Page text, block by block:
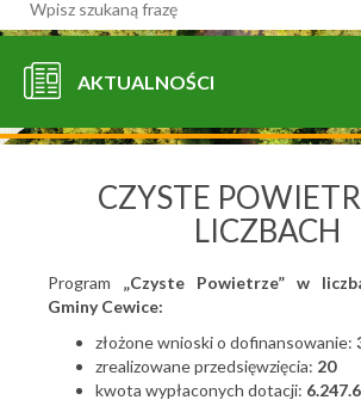
AKTUALNOŚCI
CZYSTE
LICZBACH
Program „Czyste Powietrze” w
Gminy Cewice:
złożone wnioski o dofinansowanie:
zrealizowane przedsięwzięcia: 20
kwota wypłaconych dotacji: